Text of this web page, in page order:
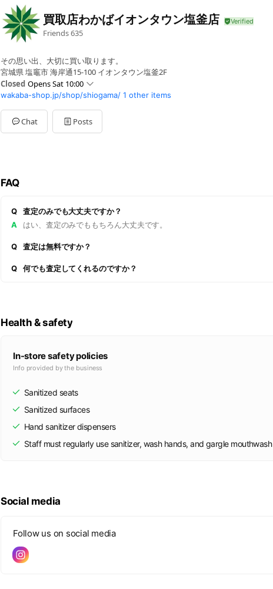
買取店わかばイオンタウン塩釜店
Friends635
その思い出、大切に買い取ります。
宮城県 塩竈市 海岸通15-100 イオンタウン塩釜2F
Closed Opens Sat 10:00
Sun10:00 - 19:00
Mon10:00 - 19:00
Tue10:00 - 19:00
Wed10:00 - 19:00
wakaba-shop.jp/shop/shiogama/ 1 other items
Chat Posts
FAQ
Q
査定のみでも大丈夫ですか？
A
はい、査定のみでももちろん大丈夫です。
Q 査定は無料ですか？
Q 何でも査定してくれるのですか？
Health & safety
In-store safety policies
Info provided by the business
Sanitized seats
Sanitized surfaces
Hand sanitizer dispensers
Staff must regularly use sanitizer, wash hands, and gargle mouthwash
Social media
Follow us on social media